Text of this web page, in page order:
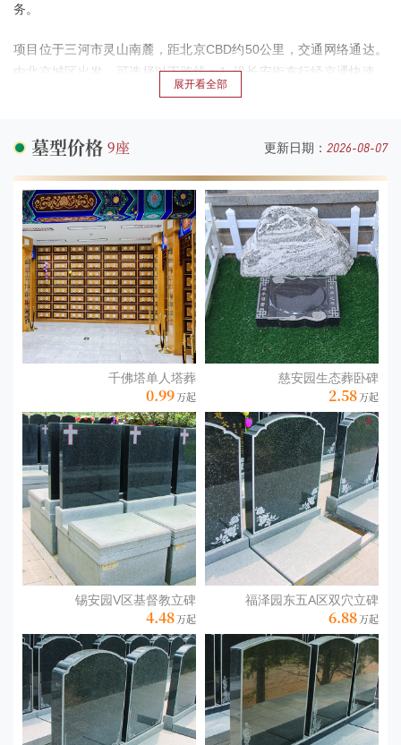
务。
项目位于三河市灵山南麓，距北京CBD约50公里，交通网络通达。
由北京城区出发，可选择以下路线：1. 沿长安街东行经京通快速、
通燕高速至102国道直达；2. 经京平高速（平谷方向）东高村出口驶
灵山属燕山余脉，主峰海拔877米，山体东接燕山山脉，三面环抱平
原。区域内自然景观丰富，山南麓有天然泉眼多处，泉水清澈甘
冽，汇聚成溪后经九十九道湾汇入洵河，形成独特的水系景观，素
有"灵山素玉"自然景观美誉。
灵山塔作为重点文物保护单位，始建于辽代（公元916-1125年），
现存五级八角砖木结构塔体，通高13米。塔基浮雕牡丹、芍药等传
统纹样，塔檐悬挂风铃，山风拂过可传声数里。1998年经文物保护
部门专项修缮，增设汉白玉护栏等保护设施，完好保存了这座千年
古建的历史风貌。
陵园整体规划充分尊重自然地形，园区内植被覆盖率达85%以上，
松柏苍翠，溪流环绕。依托灵山自然保护区的生态环境优势，结合
现代园林设计理念，打造出静谧雅致的景观空间。毗邻的灵山寺等
历史建筑群，为园区增添了人文底蕴，形成自然景观与人文纪念相
融合的生态园区。
墓型价格 9座 更新日期： 2026-08-07
千佛塔单人塔葬
0.99
慈安园生态葬卧碑
2.58
锡安园V区基督教立碑
4.48
福泽园东五A区双穴立碑
6.88